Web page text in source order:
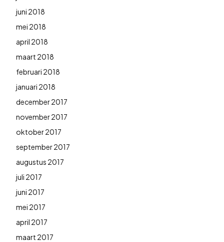
juni 2018
mei 2018
april 2018
maart 2018
februari 2018
januari 2018
december 2017
november 2017
oktober 2017
september 2017
augustus 2017
juli 2017
juni 2017
mei 2017
april 2017
maart 2017